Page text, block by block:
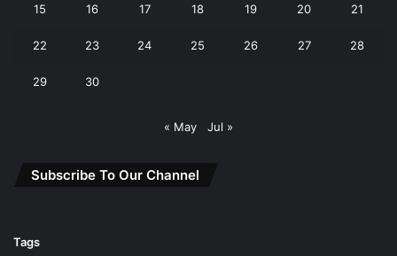
15 16 17 18 19 20 21
22 23 24 25 26 27 28
29 30
« May Jul »
Subscribe To Our Channel
Tags